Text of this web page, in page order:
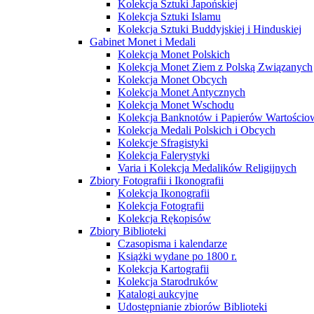
Kolekcja Sztuki Japońskiej
Kolekcja Sztuki Islamu
Kolekcja Sztuki Buddyjskiej i Hinduskiej
Gabinet Monet i Medali
Kolekcja Monet Polskich
Kolekcja Monet Ziem z Polską Związanych
Kolekcja Monet Obcych
Kolekcja Monet Antycznych
Kolekcja Monet Wschodu
Kolekcja Banknotów i Papierów
Kolekcja Medali Polskich i Obcych
Kolekcje Sfragistyki
Kolekcja Falerystyki
Varia i Kolekcja Medalików Religijnych
Zbiory Fotografii i Ikonografii
Kolekcja Ikonografii
Kolekcja Fotografii
Kolekcja Rękopisów
Zbiory Biblioteki
Czasopisma i kalendarze
Książki wydane po 1800 r.
Kolekcja Kartografii
Kolekcja Starodruków
Katalogi aukcyjne
Udostępnianie zbiorów Biblioteki